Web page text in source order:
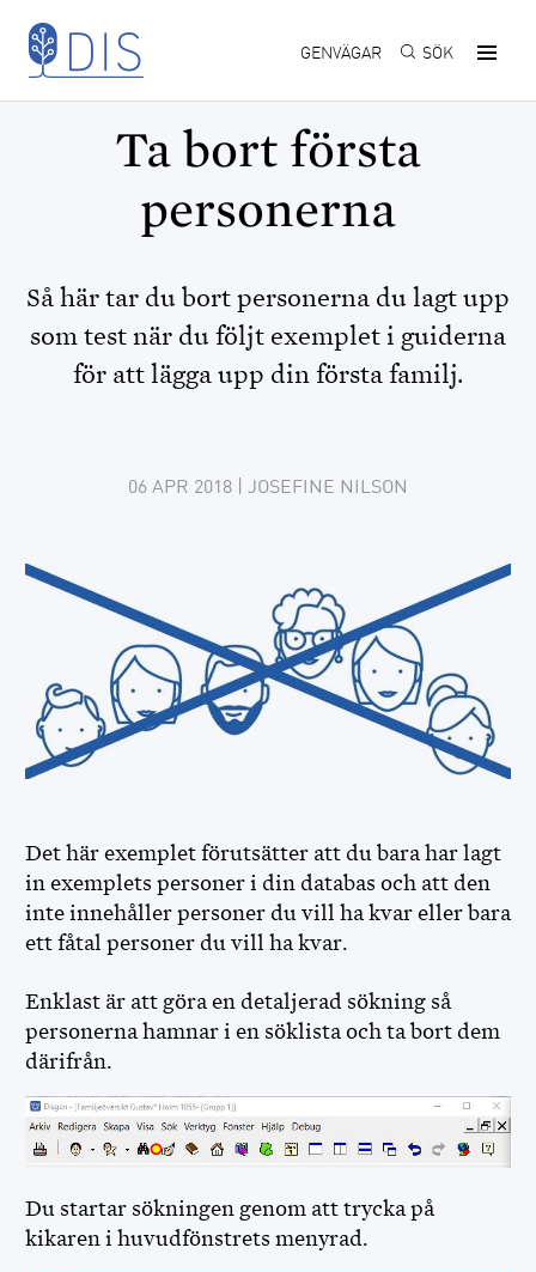
Hoppa till huvudinnehåll
GENVÄGAR SÖK
Ta bort första
personerna
Så här tar du bort personerna du lagt upp
som test när du följt exemplet i guiderna
för att lägga upp din första familj.
06 APR 2018 | JOSEFINE NILSON
Det här exemplet förutsätter att du bara har lagt
in exemplets personer i din databas och att den
inte innehåller personer du vill ha kvar eller bara
ett fåtal personer du vill ha kvar.
Enklast är att göra en detaljerad sökning så
personerna hamnar i en söklista och ta bort dem
därifrån.
Du startar sökningen genom att trycka på
kikaren i huvudfönstrets menyrad.